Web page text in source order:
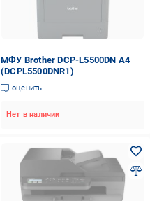
МФУ Brother DCP-L5500DN А4
(DCPL5500DNR1)
оценить
Нет в наличии